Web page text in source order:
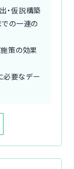
・仮説構築
での一連の
策の効果
必要なデー